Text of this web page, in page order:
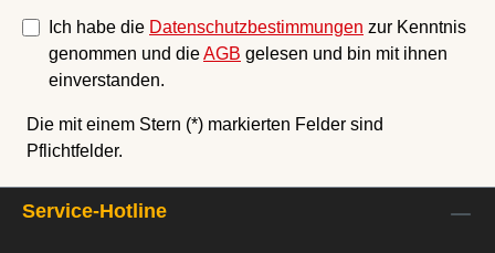
Ich habe die Datenschutzbestimmungen zur Kenntnis
genommen und dieAGB gelesen und bin mit ihnen
einverstanden.
Die mit einem Stern (*) markierten Felder sind
Pflichtfelder.
Service-Hotline